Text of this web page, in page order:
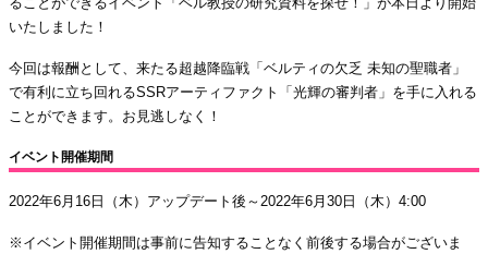
いたしました！
今回は報酬として、来たる超越降臨戦「ベルティの欠乏 未知の聖職者」
で有利に立ち回れるSSRアーティファクト「光輝の審判者」を手に入れる
ことができます。お見逃しなく！
イベント開催期間
2022年6月16日（木）アップデート後～2022年6月30日（木）4:00
※イベント開催期間は事前に告知することなく前後する場合がございま